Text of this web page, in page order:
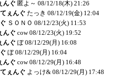
んぐ 匿よ～ 08/12/18(木) 21:26
ぇんぐ たっき 08/12/19(金) 12:04
ＳＯＮＯ 08/12/23(火) 11:53
んぐ cow08/12/23(火) 19:52
んぐ ぼ08/12/29(月) 16:08
ぼ08/12/29(月) 16:04
んぐ cow08/12/29(月) 16:48
ぇんぐ よっけ& 08/12/29(月) 17:48